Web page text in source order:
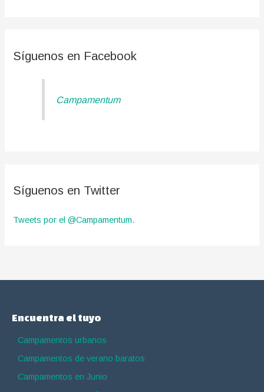
Síguenos en Facebook
Campamentum
Síguenos en Twitter
Tweets por el @Campamentum.
Encuentra el tuyo
Campamentos urbanos
Campamentos de verano baratos
Campamentos en Junio